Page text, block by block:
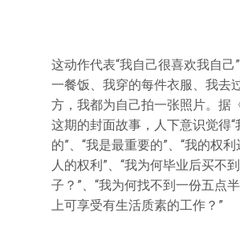
这动作代表“我自己很喜欢我自己
一餐饭、我穿的每件衣服、我去
方，我都为自己拍一张照片。据
这期的封面故事，人下意识觉得“
的”、“我是最重要的”、“我的权
人的权利”、“我为何毕业后买不
子？”、“我为何找不到一份五点
上可享受有生活质素的工作？”